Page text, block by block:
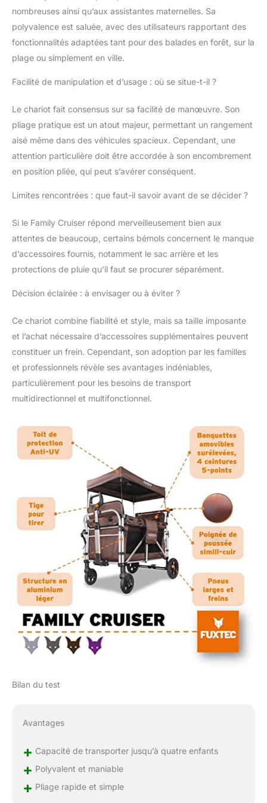
familles nombreuses
L'habitacle spacieux
permet un volume de
beaucoup d'espace
donc un compagnon
famille et ce quel que
soit le terrain : ville,
plage, forêt, etc.
INCLUS : Toit anti-UV,
confort, barre de
frein de stationnement,
confort, ceinture de
sécurité à 5 points,
sièges surélevés
nombreuses ainsi qu’aux assistantes maternelles. Sa
polyvalence est saluée, avec des utilisateurs rapportant des
fonctionnalités adaptées tant pour des balades en forêt, sur la
plage ou simplement en ville.
Facilité de manipulation et d’usage : où se situe-t-il ?
Le chariot fait consensus sur sa facilité de manœuvre. Son
pliage pratique est un atout majeur, permettant un rangement
aisé même dans des véhicules spacieux. Cependant, une
attention particulière doit être accordée à son encombrement
en position pliée, qui peut s’avérer conséquent.
Limites rencontrées : que faut-il savoir avant de se décider ?
Si le Family Cruiser répond merveilleusement bien aux
attentes de beaucoup, certains bémols concernent le manque
d’accessoires fournis, notamment le sac arrière et les
protections de pluie qu’il faut se procurer séparément.
Décision éclairée : à envisager ou à éviter ?
Ce chariot combine fiabilité et style, mais sa taille imposante
et l’achat nécessaire d’accessoires supplémentaires peuvent
constituer un frein. Cependant, son adoption par les familles
et professionnels révèle ses avantages indéniables,
particulièrement pour les besoins de transport
multidirectionnel et multifonctionnel.
Bilan du test
Avantages
+ Capacité de transporter jusqu’à quatre enfants
+ Polyvalent et maniable
+ Pliage rapide et simple